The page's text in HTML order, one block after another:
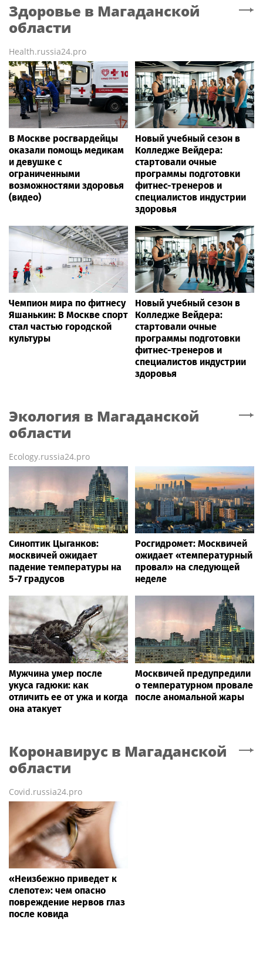
Здоровье в Магаданской
области
Health.russia24.pro
В Москве росгвардейцы
оказали помощь медикам
и девушке с
ограниченными
возможностями здоровья
(видео)
Новый учебный сезон в
Колледже Вейдера:
стартовали очные
программы подготовки
фитнес-тренеров и
специалистов индустрии
здоровья
Чемпион мира по фитнесу
Яшанькин: В Москве спорт
стал частью городской
культуры
Новый учебный сезон в
Колледже Вейдера:
стартовали очные
программы подготовки
фитнес-тренеров и
специалистов индустрии
здоровья
Экология в Магаданской
области
Ecology.russia24.pro
Синоптик Цыганков:
москвичей ожидает
падение температуры на
5-7 градусов
Росгидромет: Москвичей
ожидает «температурный
провал» на следующей
неделе
Мужчина умер после
укуса гадюки: как
отличить ее от ужа и когда
она атакует
Москвичей предупредили
о температурном провале
после аномальной жары
Коронавирус в Магаданской
области
Covid.russia24.pro
«Неизбежно приведет к
слепоте»: чем опасно
повреждение нервов глаз
после ковида